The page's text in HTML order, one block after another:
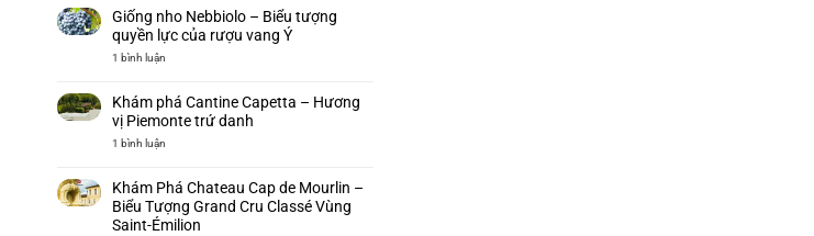
vùng
rượu
vang
Piedmont
hảo
hạng
của
Barolo
Giống nho Nebbiolo – Biểu tượng
quyền lực của rượu vang Ý
1 bình luận
Nebbiolo
–
Biểu
tượng
vang
Ý
Khám phá Cantine Capetta – Hương
vị Piemonte trứ danh
1 bình luận
Cantine
Capetta
–
Hương
vị
Khám Phá Chateau Cap de Mourlin –
Biểu Tượng Grand Cru Classé Vùng
Saint-Émilion